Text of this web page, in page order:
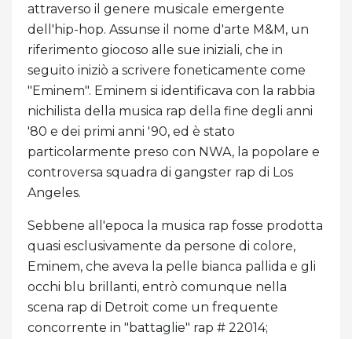
attraverso il genere musicale emergente
dell'hip-hop. Assunse il nome d'arte M&M, un
riferimento giocoso alle sue iniziali, che in
seguito iniziò a scrivere foneticamente come
"Eminem". Eminem si identificava con la rabbia
nichilista della musica rap della fine degli anni
'80 e dei primi anni '90, ed è stato
particolarmente preso con NWA, la popolare e
controversa squadra di gangster rap di Los
Angeles.
Sebbene all'epoca la musica rap fosse prodotta
quasi esclusivamente da persone di colore,
Eminem, che aveva la pelle bianca pallida e gli
occhi blu brillanti, entrò comunque nella
scena rap di Detroit come un frequente
concorrente in "battaglie" rap # 22014;